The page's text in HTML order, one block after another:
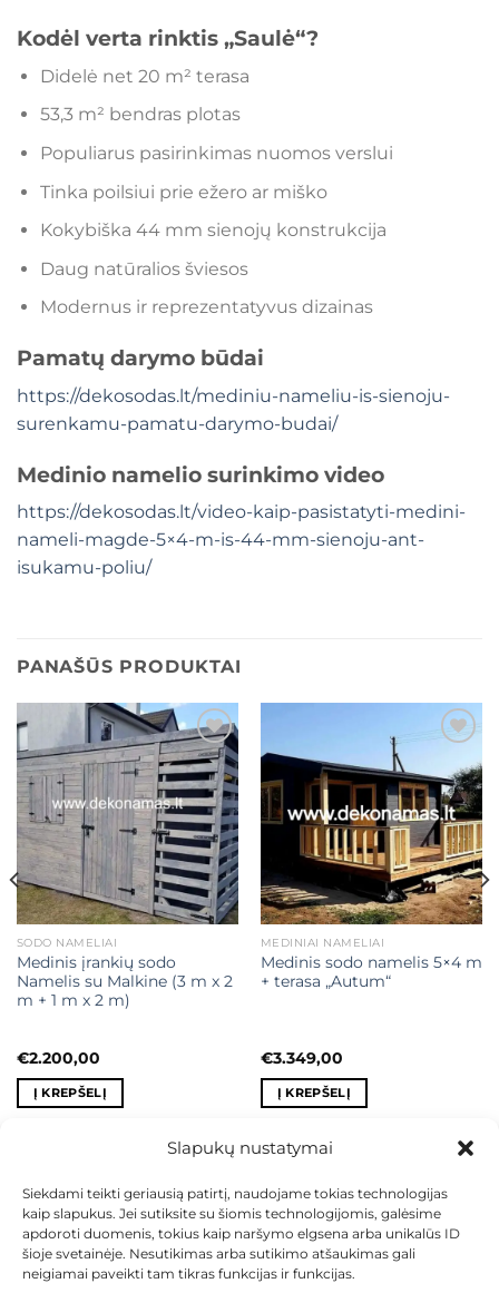
Slapukų nustatymai
Siekdami teikti geriausią patirtį, naudojame tokias technologijas
kaip slapukus. Jei sutiksite su šiomis technologijomis, galėsime
apdoroti duomenis, tokius kaip naršymo elgsena arba unikalūs ID
šioje svetainėje. Nesutikimas arba sutikimo atšaukimas gali
neigiamai paveikti tam tikras funkcijas ir funkcijas.
Kodėl verta rinktis „Saulė“?
Didelė net 20 m² terasa
53,3 m² bendras plotas
Populiarus pasirinkimas nuomos verslui
Tinka poilsiui prie ežero ar miško
Kokybiška 44 mm sienojų konstrukcija
Daug natūralios šviesos
Modernus ir reprezentatyvus dizainas
Pamatų darymo būdai
https://dekosodas.lt/mediniu-nameliu-is-sienoju-
surenkamu-pamatu-darymo-budai/
Medinio namelio surinkimo video
https://dekosodas.lt/video-kaip-pasistatyti-medini-
nameli-magde-5×4-m-is-44-mm-sienoju-ant-
isukamu-poliu/
PANAŠŪS PRODUKTAI
Mėgstamiausias
SODO NAMELIAI
Medinis įrankių sodo
Namelis su Malkine (3 m x 2
m + 1 m x 2 m)
€2.200,00
Į KREPŠELĮ
Mėgstamiausias
MEDINIAI NAMELIAI
Medinis sodo namelis 5×4 m
+ terasa „Autum“
€3.349,00
Į KREPŠELĮ
KONTAKTAI
INDIVIDUALŪS PROJEKTAI
MOKĖJIMAS LIZINGU
PIRKIMO TAISYKLĖS
PRISTATYMAS
KEITIMAS IR GRĄŽINIMAS
PRIVATUMO POLITIKA